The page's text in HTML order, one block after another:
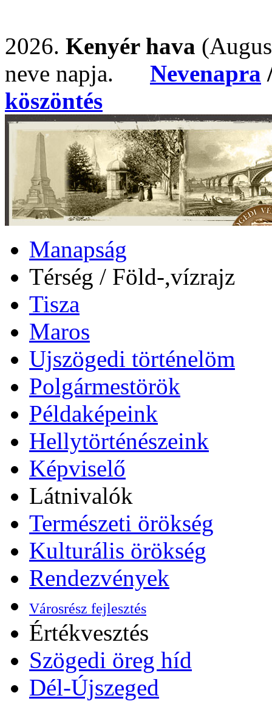
2026. Kenyér hava
neve napja. Nevenapra
köszöntés
Manapság
Térség / Föld-,vízrajz
Tisza
Maros
Ujszögedi történelöm
Polgármestörök
Példaképeink
Hellytörténészeink
Képviselő
Látnivalók
Természeti örökség
Kulturális örökség
Rendezvények
Városrész fejlesztés
Értékvesztés
Szögedi öreg híd
Dél-Újszeged